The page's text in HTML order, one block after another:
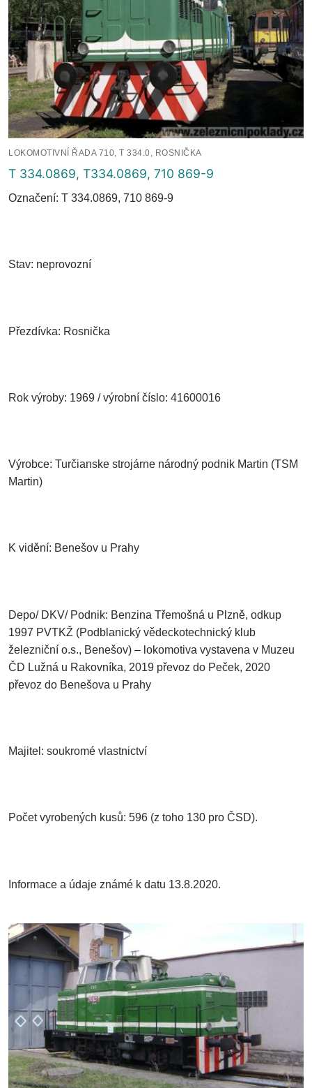
LOKOMOTIVNÍ ŘADA 710, T 334.0, ROSNIČKA
T 334.0869, T334.0869, 710 869-9
Označení: T 334.0869, 710 869-9
Stav: neprovozní
Přezdívka: Rosnička
Rok výroby: 1969 / výrobní číslo: 41600016
Výrobce: Turčianske strojárne národný podnik Martin (TSM
Martin)
K vidění: Benešov u Prahy
Depo/ DKV/ Podnik: Benzina Třemošná u Plzně, odkup
1997 PVTKŽ (Podblanický vědeckotechnický klub
železniční o.s., Benešov) – lokomotiva vystavena v Muzeu
ČD Lužná u Rakovníka, 2019 převoz do Peček, 2020
převoz do Benešova u Prahy
Majitel: soukromé vlastnictví
Počet vyrobených kusů: 596 (z toho 130 pro ČSD).
Informace a údaje známé k datu 13.8.2020.